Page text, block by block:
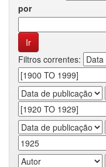
por
Filtros correntes: